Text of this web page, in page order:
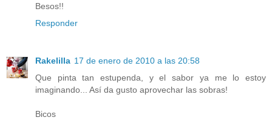
Besos!!
Responder
Rakelilla 17 de enero de 2010 a las 20:58
Que pinta tan estupenda, y el sabor ya me lo estoy
imaginando... Así da gusto aprovechar las sobras!
Bicos